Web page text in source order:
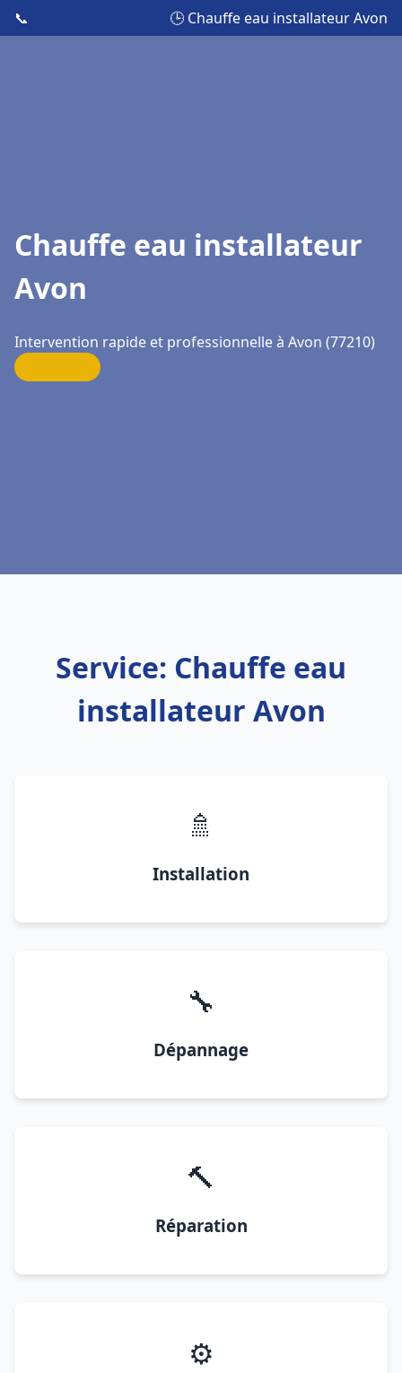
📞 🕒 Chauffe eau installateur Avon
Chauffe eau installateur
Avon
Intervention rapide et professionnelle à Avon (77210)
Service: Chauffe eau
installateur Avon
🚿
Installation
🔧
Dépannage
🔨
Réparation
⚙️